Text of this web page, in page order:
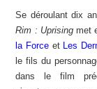
Se déroulant dix
Rim : Uprisingmet
la Forceet Les
le fils du
dans le film